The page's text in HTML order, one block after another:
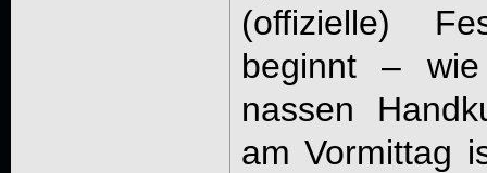
(offizielle)
beginnt –
nassen
am Vormittag